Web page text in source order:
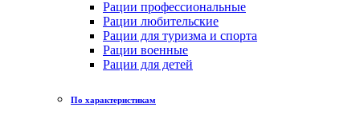
Рации профессиональные
Рации любительские
Рации для туризма и спорта
Рации военные
Рации для детей
По характеристикам